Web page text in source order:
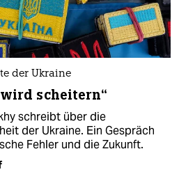
der Ukraine
scheitern“
schreibt über die
der Ukraine. Ein Gespräch
Fehler und die Zukunft.